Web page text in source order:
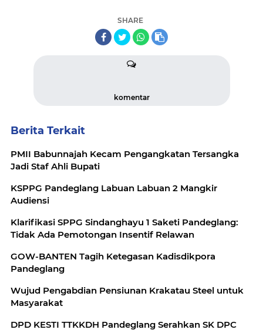
SHARE
komentar
Berita Terkait
PMII Babunnajah Kecam Pengangkatan Tersangka
Jadi Staf Ahli Bupati
KSPPG Pandeglang Labuan Labuan 2 Mangkir
Audiensi
Klarifikasi SPPG Sindanghayu 1 Saketi Pandeglang:
Tidak Ada Pemotongan Insentif Relawan
GOW-BANTEN Tagih Ketegasan Kadisdikpora
Pandeglang
Wujud Pengabdian Pensiunan Krakatau Steel untuk
Masyarakat
DPD KESTI TTKKDH Pandeglang Serahkan SK DPC